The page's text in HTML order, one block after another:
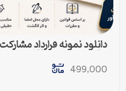
دانلود نمونه قرارداد
499,000